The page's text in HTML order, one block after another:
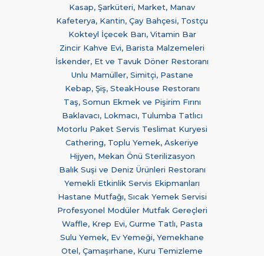
Kasap, Şarküteri, Market, Manav
Kafeterya, Kantin, Çay Bahçesi, Tostçu
Kokteyl İçecek Barı, Vitamin Bar
Zincir Kahve Evi, Barista Malzemeleri
İskender, Et ve Tavuk Döner Restoranı
Unlu Mamüller, Simitçi, Pastane
Kebap, Şiş, SteakHouse Restoranı
Taş, Somun Ekmek ve Pişirim Fırını
Baklavacı, Lokmacı, Tulumba Tatlıcı
Motorlu Paket Servis Teslimat Kuryesi
Cathering, Toplu Yemek, Askeriye
Hijyen, Mekan Önü Sterilizasyon
Balık Suşi ve Deniz Ürünleri Restoranı
Yemekli Etkinlik Servis Ekipmanları
Hastane Mutfağı, Sıcak Yemek Servisi
Profesyonel Modüler Mutfak Gereçleri
Waffle, Krep Evi, Gurme Tatlı, Pasta
Sulu Yemek, Ev Yemeği, Yemekhane
Otel, Çamaşırhane, Kuru Temizleme